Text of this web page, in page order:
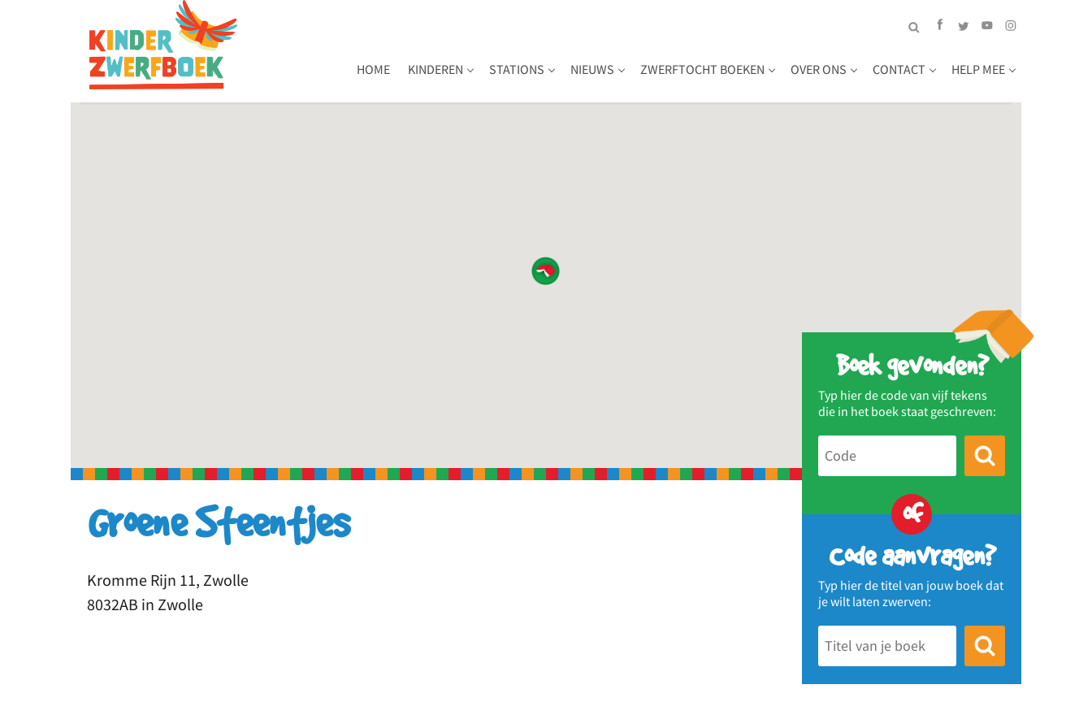
HOME KINDEREN STATIONS NIEUWS ZWERFTOCHT BOEKEN OVER ONS CONTACT HELP MEE
Boek gevonden?
Typ hier de code van vijf tekens
die in het boek staat geschreven:
of
Code aanvragen?
Typ hier de titel van jouw boek dat
je wilt laten zwerven:
Groene Steentjes
Kromme Rijn 11, Zwolle
8032AB in Zwolle